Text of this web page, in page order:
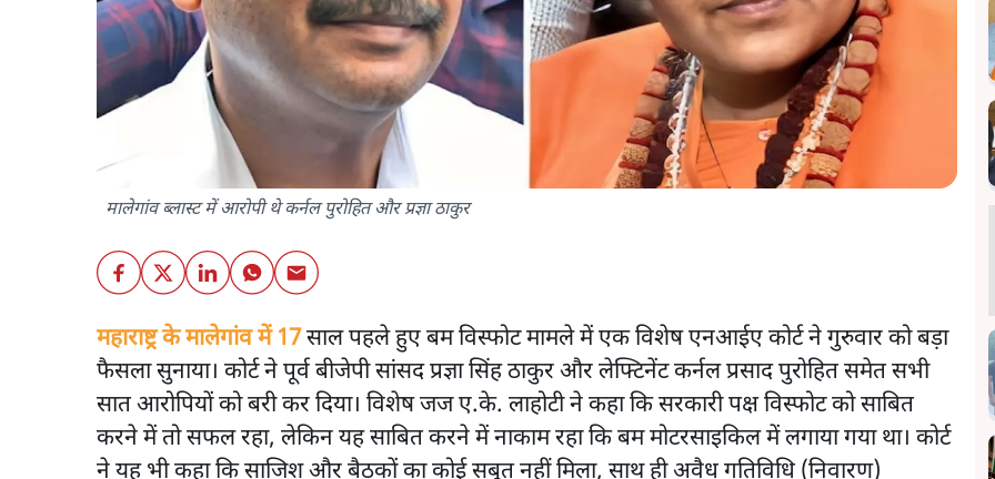
मालेगांव ब्लास्ट में आरोपी थे कर्नल पुरोहित और प्रज्ञा ठाकुर
महाराष्ट्र के मालेगांव में 17साल पहले हुए बम विस्फोट मामले में एक विशेष एनआईए कोर्ट ने गुरुवार को बड़ा
फैसला सुनाया। कोर्ट ने पूर्व बीजेपी सांसद प्रज्ञा सिंह ठाकुर और लेफ्टिनेंट कर्नल प्रसाद पुरोहित समेत सभी
सात आरोपियों को बरी कर दिया। विशेष जज ए.के. लाहोटी ने कहा कि सरकारी पक्ष विस्फोट को साबित
करने में तो सफल रहा, लेकिन यह साबित करने में नाकाम रहा कि बम मोटरसाइकिल में लगाया गया था। कोर्ट
ने यह भी कहा कि साजिश और बैठकों का कोई सबूत नहीं मिला, साथ ही अवैध गतिविधि (निवारण)